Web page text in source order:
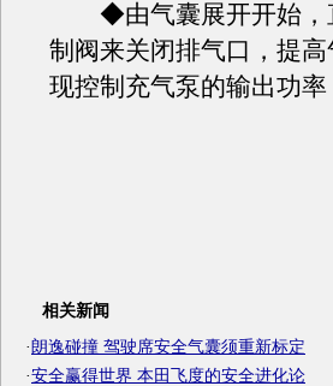
◆由气囊展开开始，
制阀来关闭排气口，提
现控制充气泵的输出功率
相关新闻
·朗逸碰撞 驾驶席安全气囊须重新标定
·安全赢得世界 本田飞度的安全进化论